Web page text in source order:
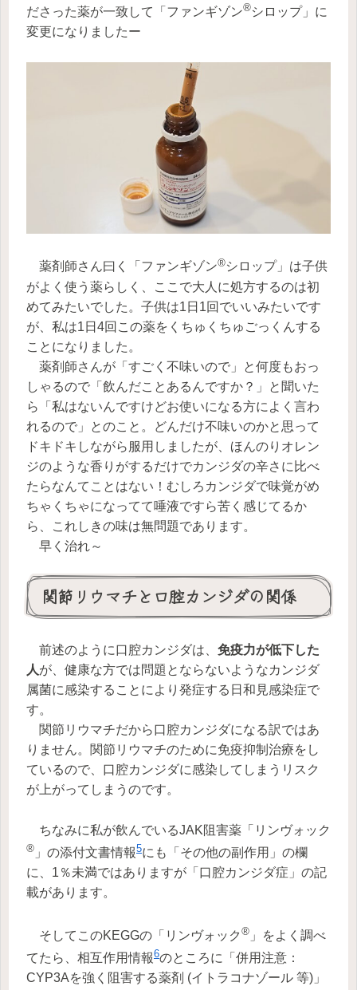
ださった薬が一致して「ファンギゾン®シロップ」に
変更になりましたー
薬剤師さん曰く「ファンギゾン®シロップ」は子供
がよく使う薬らしく、ここで大人に処方するのは初
めてみたいでした。子供は1日1回でいいみたいです
が、私は1日4回この薬をくちゅくちゅごっくんする
ことになりました。
薬剤師さんが「すごく不味いので」と何度もおっ
しゃるので「飲んだことあるんですか？」と聞いた
ら「私はないんですけどお使いになる方によく言わ
れるので」とのこと。どんだけ不味いのかと思って
ドキドキしながら服用しましたが、ほんのりオレン
ジのような香りがするだけでカンジダの辛さに比べ
たらなんてことはない！むしろカンジダで味覚がめ
ちゃくちゃになってて唾液ですら苦く感じてるか
ら、これしきの味は無問題であります。
早く治れ～
関節リウマチと口腔カンジダの関係
前述のように口腔カンジダは、 免疫力が低下した
人が、健康な方では問題とならないようなカンジダ
属菌に感染することにより発症する日和見感染症で
す。
関節リウマチだから口腔カンジダになる訳ではあ
りません。関節リウマチのために免疫抑制治療をし
ているので、口腔カンジダに感染してしまうリスク
が上がってしまうのです。
ちなみに私が飲んでいるJAK阻害薬「リンヴォック
® 」の添付文書情報5にも「その他の副作用」の欄
に、1％未満ではありますが「口腔カンジダ症」の記
載があります。
そしてこのKEGGの「リンヴォック ® 」をよく調べ
てたら、相互作用情報6のところに「併用注意：
CYP3Aを強く阻害する薬剤 (イトラコナゾール 等)」